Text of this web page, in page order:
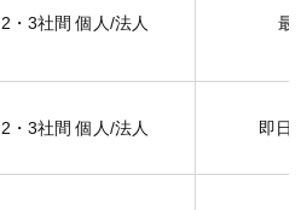
2・3社間 個人/法人 最
2・3社間 個人/法人 即日